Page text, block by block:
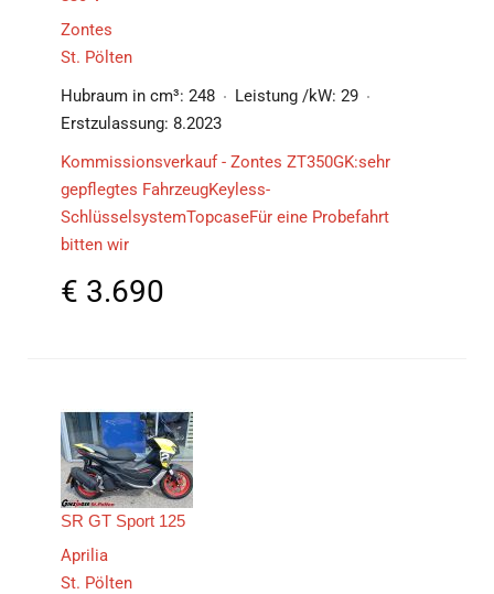
Zontes
St. Pölten
Hubraum in cm³: 248 Leistung /kW: 29
Erstzulassung: 8.2023
Kommissionsverkauf - Zontes ZT350GK:sehr
gepflegtes FahrzeugKeyless-
SchlüsselsystemTopcaseFür eine Probefahrt
bitten wir
€ 3.690
SR GT Sport 125
Aprilia
St. Pölten